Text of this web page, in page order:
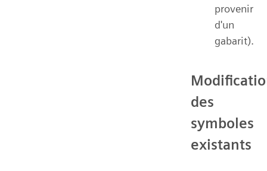
provenir
d'un
gabarit).
des
symboles
existants